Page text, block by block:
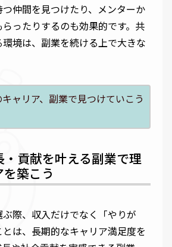
仲間を見つけたり、メンターか
ったりするのも効果的です。共
境は、副業を続ける上で大きな
ャリア、副業で見つけていこう
・貢献を叶える副業で理
築こう
際、収入だけでなく「やりが
は、長期的なキャリア満足度を